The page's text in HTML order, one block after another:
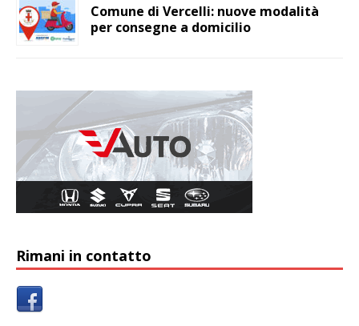
Comune di Vercelli: nuove modalità
per consegne a domicilio
Rimani in contatto